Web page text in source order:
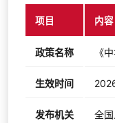
项目 内容
政策名称 《
生效时间
发布机关 全